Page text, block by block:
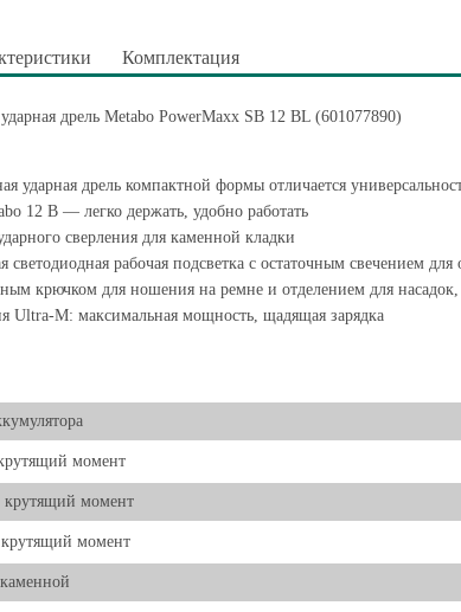
Комплектация
дрель Metabo PowerMaxx SB 12 BL (601077890)
ударная дрель компактной формы отличается
12 В — легко держать, удобно работать
сверления для каменной кладки
светодиодная рабочая подсветка с остаточным свечением
крючком для ношения на ремне и отделением для
Ultra-M: максимальная мощность, щадящая зарядка
момент
момент
момент